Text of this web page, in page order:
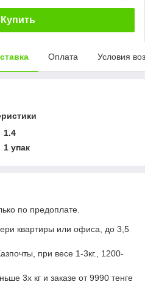
Купить
Оплата Условия
1.4
1 упак
по предоплате.
квартиры или офиса, до 3,5
при весе 1-3кг., 1200-
3х кг и заказе от 9990 тенге